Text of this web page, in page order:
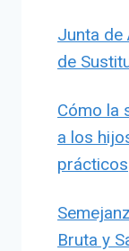
Junta de
de
Cómo la
a los
prácticos
Bruta y